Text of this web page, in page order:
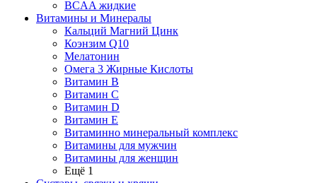
BCAA жидкие
Витамины и Минералы
Кальций Магний Цинк
Коэнзим Q10
Мелатонин
Омега 3 Жирные Кислоты
Витамин B
Витамин C
Витамин D
Витамин E
Витаминно минеральный комплекс
Витамины для мужчин
Витамины для женщин
Ещё 1